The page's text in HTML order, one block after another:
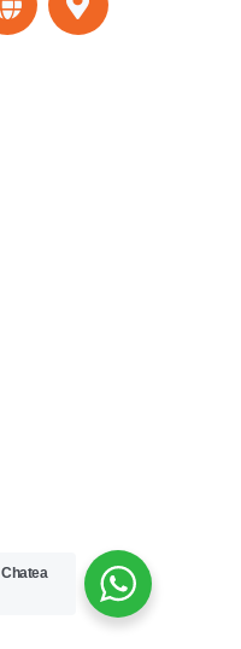
Chatea